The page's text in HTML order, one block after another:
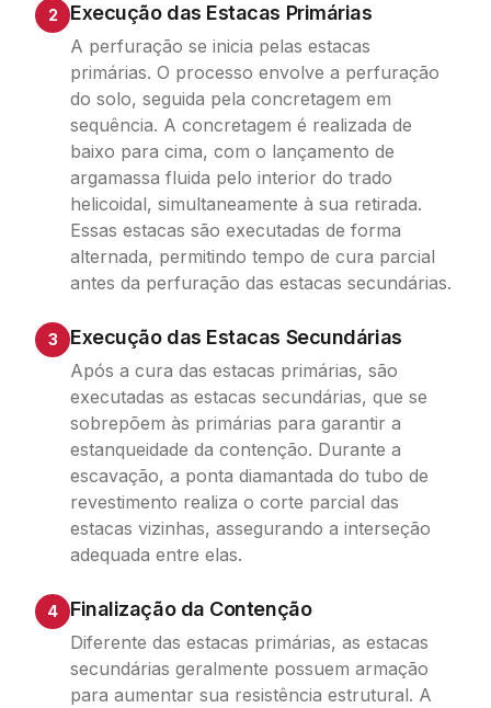
2 Execução das Estacas Primárias
A perfuração se inicia pelas estacas
primárias. O processo envolve a perfuração
do solo, seguida pela concretagem em
sequência. A concretagem é realizada de
baixo para cima, com o lançamento de
argamassa fluida pelo interior do trado
helicoidal, simultaneamente à sua retirada.
Essas estacas são executadas de forma
alternada, permitindo tempo de cura parcial
antes da perfuração das estacas secundárias.
3 Execução das Estacas Secundárias
Após a cura das estacas primárias, são
executadas as estacas secundárias, que se
sobrepõem às primárias para garantir a
estanqueidade da contenção. Durante a
escavação, a ponta diamantada do tubo de
revestimento realiza o corte parcial das
estacas vizinhas, assegurando a interseção
adequada entre elas.
4 Finalização da Contenção
Diferente das estacas primárias, as estacas
secundárias geralmente possuem armação
para aumentar sua resistência estrutural. A